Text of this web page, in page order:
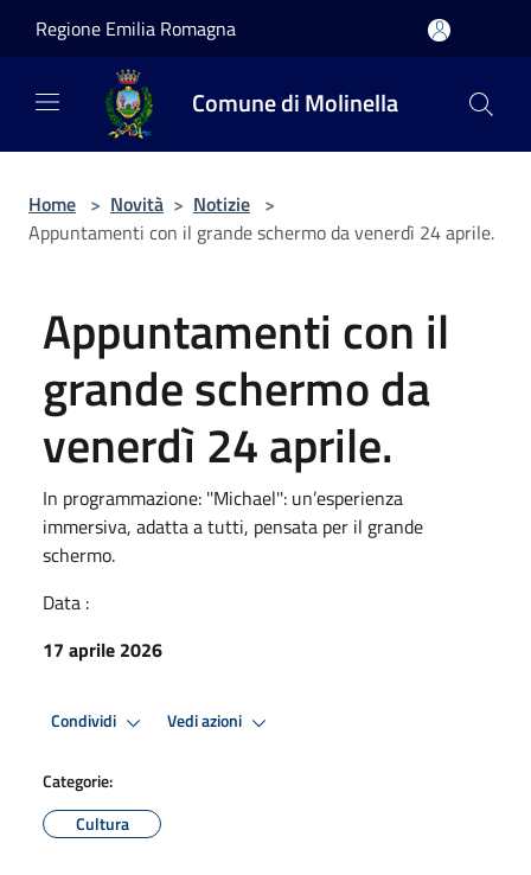
Regione Emilia Romagna
Comune di Molinella
Home > Novità > Notizie >
Appuntamenti con il grande schermo da venerdì 24 aprile.
Appuntamenti con il
grande schermo da
venerdì 24 aprile.
In programmazione: ''Michael'': un’esperienza
immersiva, adatta a tutti, pensata per il grande
schermo.
Data :
17 aprile 2026
Condividi Vedi azioni
Categorie:
Cultura